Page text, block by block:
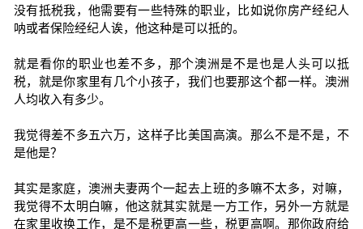
没有抵税我，他需要有一些特殊的职业，比如说你房产经纪人
呐或者保险经纪人诶，他这种是可以抵的。
就是看你的职业也差不多，那个澳洲是不是也是人头可以抵
税，就是你家里有几个小孩子，我们也要那这个都一样。澳洲
人均收入有多少。
我觉得差不多五六万，这样子比美国高演。那么不是不是，不
是他是？
其实是家庭，澳洲夫妻两个一起去上班的多嘛不太多，对嘛，
我觉得不太明白嘛，他这就其实就是一方工作，另外一方就是
在家里收换工作，是不是税更高一些，税更高啊。那你政府给